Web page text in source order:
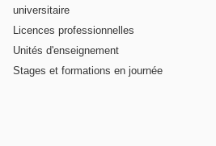
universitaire
Licences professionnelles
Unités d'enseignement
Stages et formations en journée